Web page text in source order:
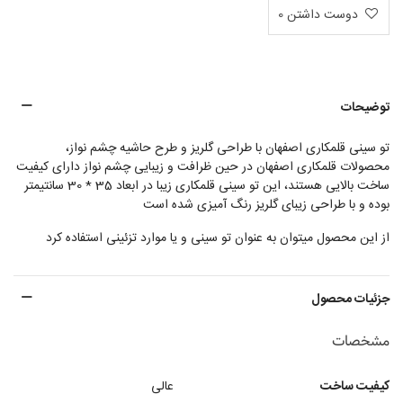
دوست داشتن0
توضیحات
تو سینی قلمکاری اصفهان با طراحی گلریز و طرح حاشیه چشم نواز،
محصولات قلمکاری اصفهان در حین ظرافت و زیبایی چشم نواز دارای کیفیت
ساخت بالایی هستند، این تو سینی قلمکاری زیبا در ابعاد 35 * 30 سانتیمتر
بوده و با طراحی زیبای گلریز رنگ آمیزی شده است
از این محصول میتوان به عنوان تو سینی و یا موارد تزئینی استفاده کرد
جزئیات محصول
مشخصات
کیفیت ساخت عالی